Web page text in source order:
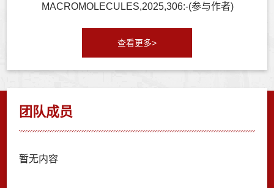
MACROMOLECULES,2025,306:-(参与作者)
查看更多>
团队成员
暂无内容